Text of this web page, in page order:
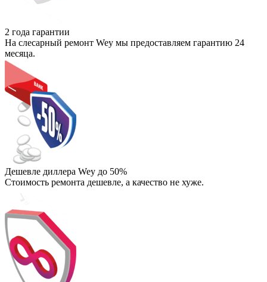
2 года гарантии
На слесарный ремонт Wey мы предоставляем гарантию 24
месяца.
Дешевле диллера Wey до 50%
Стоимость ремонта дешевле, а качество не хуже.